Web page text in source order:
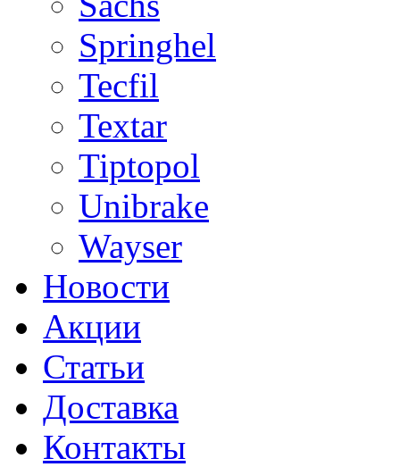
Springhel
Tecfil
Textar
Tiptopol
Unibrake
Wayser
Новости
Акции
Статьи
Доставка
Контакты